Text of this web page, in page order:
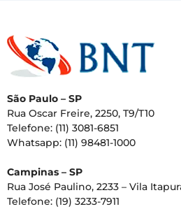
São Paulo – SP
Rua Oscar Freire, 2250, T9/T10
Telefone: (11) 3081-6851
Whatsapp: (11) 98481-1000
Campinas – SP
Rua José Paulino, 2233 – Vila
Telefone: (19) 3233-7911